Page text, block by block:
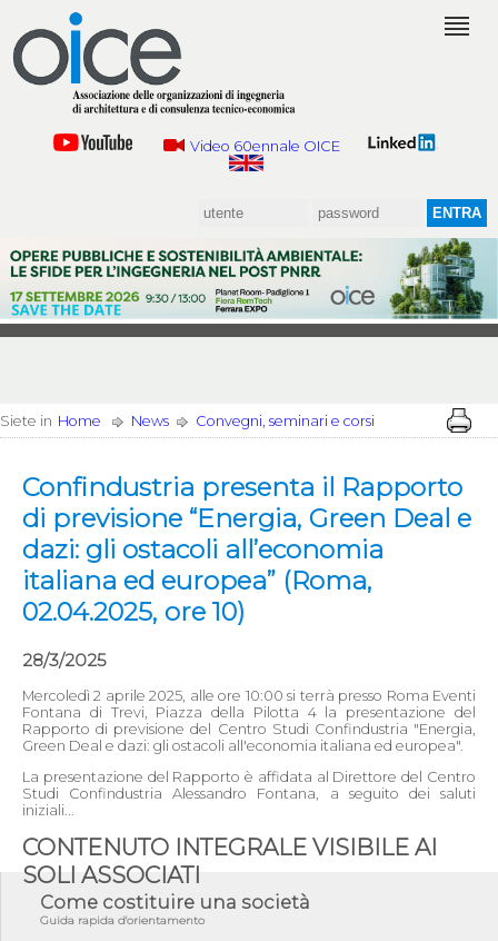
Video 60ennale OICE
Siete in Home News Convegni, seminari e corsi
Confindustria presenta il Rapporto
di previsione “Energia, Green Deal e
dazi: gli ostacoli all’economia
italiana ed europea” (Roma,
02.04.2025, ore 10)
28/3/2025
Mercoledì 2 aprile 2025, alle ore 10:00 si terrà presso Roma Eventi
Fontana di Trevi, Piazza della Pilotta 4 la presentazione del
Rapporto di previsione del Centro Studi Confindustria "Energia,
Green Deal e dazi: gli ostacoli all'economia italiana ed europea".
La presentazione del Rapporto è affidata al Direttore del Centro
Studi Confindustria Alessandro Fontana, a seguito dei saluti
iniziali...
CONTENUTO INTEGRALE VISIBILE AI
SOLI ASSOCIATI
Come costituire una società
Guida rapida d'orientamento